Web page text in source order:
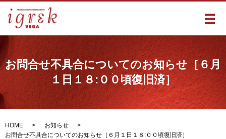
メ
お問合せ不具合についてのお知らせ［６月
１日１８:００頃復旧済］
HOME
お知らせ
お問合せ不具合についてのお知らせ［６月１日１８:００頃復旧済］